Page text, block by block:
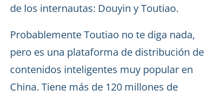
de los internautas: Douyin y Toutiao.
Probablemente Toutiao no te diga nada,
pero es una plataforma de distribución de
contenidos inteligentes muy popular en
China. Tiene más de 120 millones de